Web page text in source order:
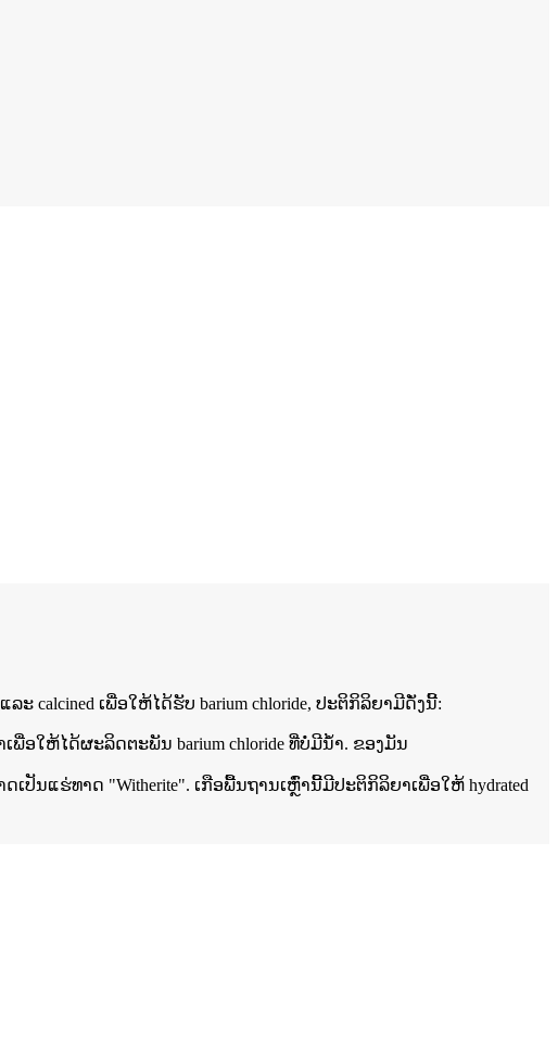
calcined ເພື່ອໃຫ້ໄດ້ຮັບ barium chloride, ປະຕິກິລິຍາມີດັ່ງນີ້:
ເພື່ອໃຫ້ໄດ້ຜະລິດຕະພັນ barium chloride ທີ່ບໍ່ມີນ້ໍາ. ຂອງມັນ
ເປັນແຮ່ທາດ "Witherite". ເກືອພື້ນຖານເຫຼົ່ານີ້ມີປະຕິກິລິຍາເພື່ອໃຫ້ hydrated